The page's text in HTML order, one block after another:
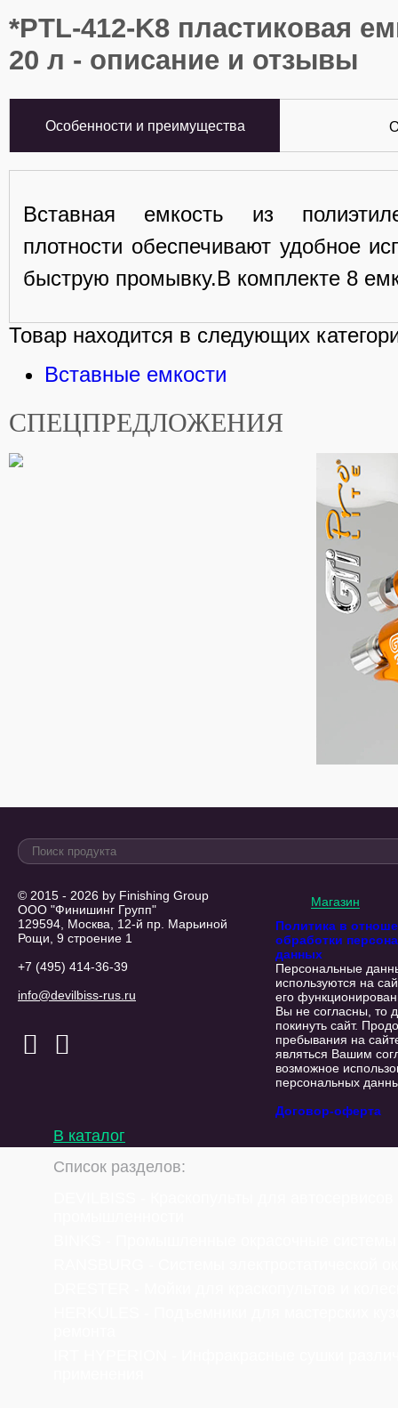
*PTL-412-K8 пластиковая
20 л - описание и отзывы
Особенности и преимущества
Вставная емкость из
плотности обеспечивают удобное
быструю промывку.В комплекте 8
Товар находится в следующих
Вставные емкости
СПЕЦПРЕДЛОЖЕНИЯ
© 2015 - 2026 by Finishing Group
ООО "Финишинг Групп"
129594, Москва, 12-й пр. Марьиной
Рощи, 9 строение 1
+7 (495) 414-36-39
info@devilbiss-rus.ru
Магазин
Политика в
обработки
данных
Персональные
используются на
его
Вы не согласны, то
покинуть сайт.
пребывания на
являться Вашим
возможное
персональных
Договор-оферта
В каталог
Список разделов: